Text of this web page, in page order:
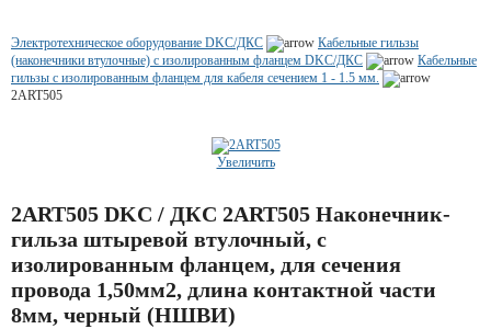
Электротехническое оборудование DKC/ДКС
Кабельные гильзы
(наконечники втулочные) с изолированным фланцем DKC/ДКС
Кабельные
гильзы с изолированным фланцем для кабеля сечением 1 - 1.5 мм.
2ART505
Увеличить
2ART505 DKC / ДКС 2ART505 Наконечник-
гильза штыревой втулочный, с
изолированным фланцем, для сечения
провода 1,50мм2, длина контактной части
8мм, черный (НШВИ)